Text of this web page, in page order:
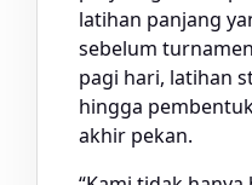
latihan panjang
sebelum
pagi hari, latihan
hingga
akhir pekan.